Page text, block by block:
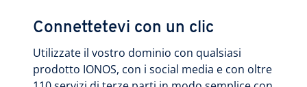
Connettetevi con un clic
Utilizzate il vostro dominio con qualsiasi
prodotto IONOS, con i social media e con oltre